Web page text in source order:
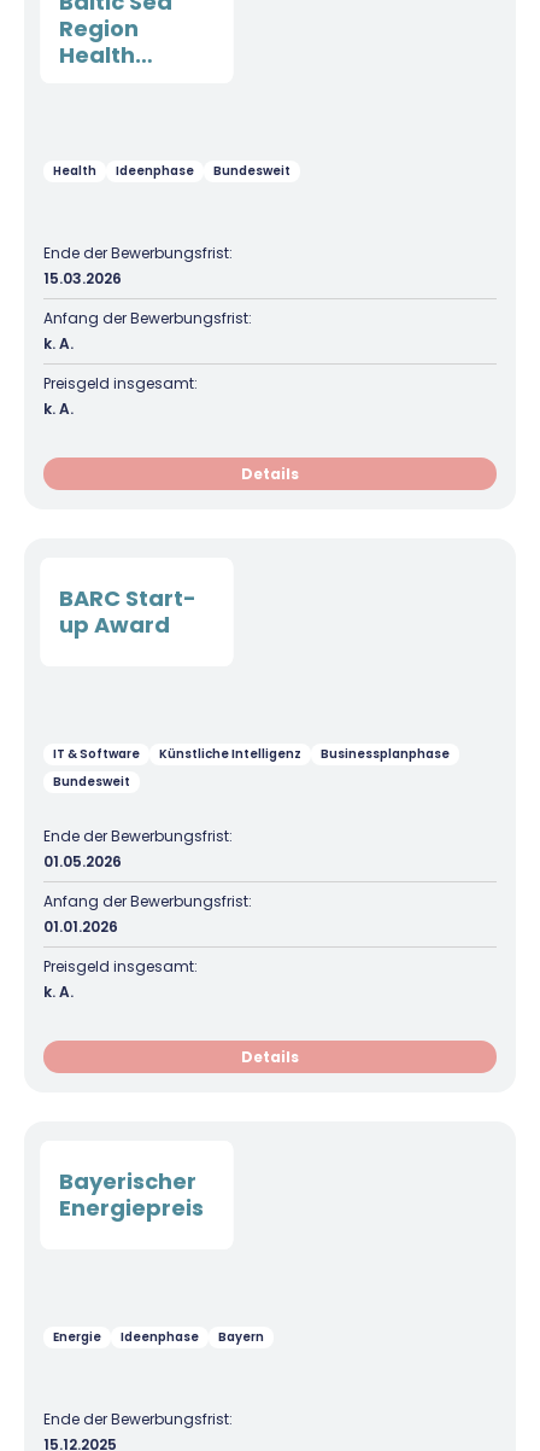
Region
Health
Health Ideenphase Bundesweit
Ende der Bewerbungsfrist:
15.03.2026
Anfang der Bewerbungsfrist:
k. A.
Preisgeld insgesamt:
k. A.
Details
BARC Start-
up Award
IT & Software Künstliche Intelligenz
Businessplanphase
Bundesweit
Ende der Bewerbungsfrist:
01.05.2026
Anfang der Bewerbungsfrist:
01.01.2026
Preisgeld insgesamt:
k. A.
Details
Bayerischer
Energiepreis
Energie Ideenphase Bayern
Ende der Bewerbungsfrist:
15.12.2025